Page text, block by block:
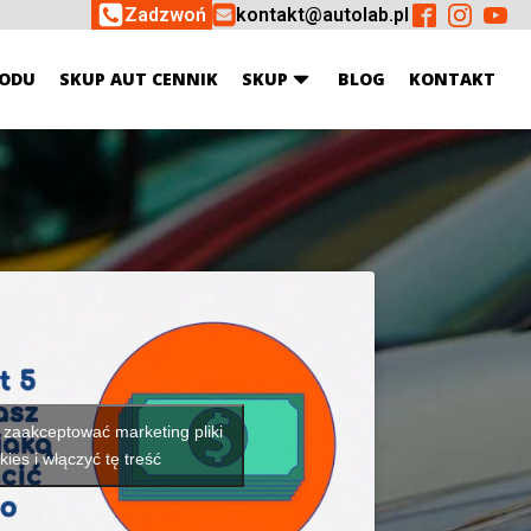
Zadzwoń kontakt@autolab.pl
SKUP AUT CENNIK SKUP BLOG KONTAKT
marketing pliki
i włączyć tę treść